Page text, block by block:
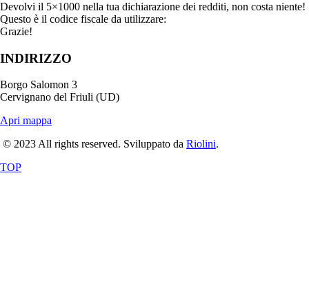
Devolvi il 5×1000 nella tua dichiarazione dei redditi, non costa niente!
Questo è il codice fiscale da utilizzare:
Grazie!
INDIRIZZO
Borgo Salomon 3
Cervignano del Friuli (UD)
Apri mappa
© 2023 All rights reserved. Sviluppato da Riolini.
TOP